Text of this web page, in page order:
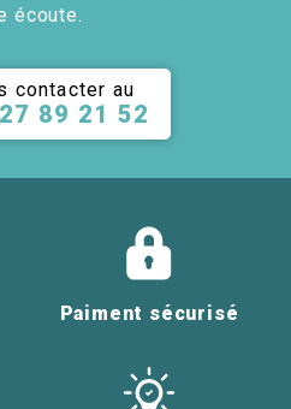
écoute.
contacter au
89 21 52
Paiment sécurisé